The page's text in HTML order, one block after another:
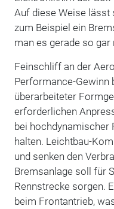
Auf diese Weise lässt
zum Beispiel ein
man es gerade so gar
Feinschliff an der
Performance-Gewinn
überarbeiteter
erforderlichen
bei hochdynamischer
halten. Leichtbau-
und senken den
Bremsanlage soll für
Rennstrecke sorgen.
beim Frontantrieb,